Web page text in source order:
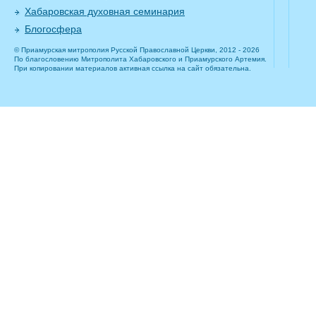
Хабаровская духовная семинария
Блогосфера
© Приамурская митрополия Русской Православной Церкви, 2012 - 2026
По благословению Митрополита Хабаровского и Приамурского Артемия.
При копировании материалов активная ссылка на сайт обязательна.